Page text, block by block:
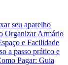
seu aparelho
Organizar Armário
e Facilidade
a passo prático e
Pagar: Guia